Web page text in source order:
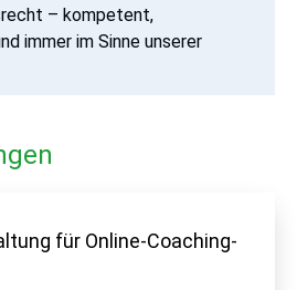
– kompetent,
immer im Sinne unserer
für Online-Coaching-